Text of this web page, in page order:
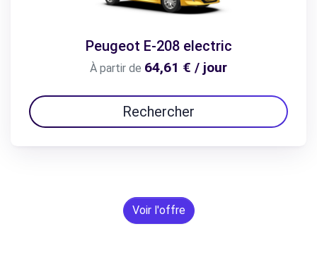
Peugeot E-208 electric
À partir de 64,61 € / jour
Rechercher
Voir l'offre